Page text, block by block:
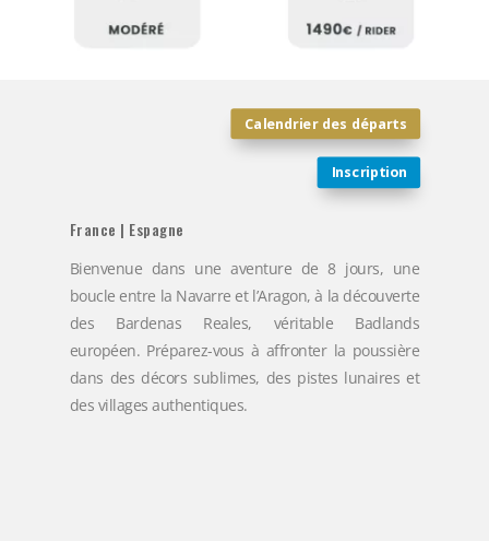
Calendrier des départs
Inscription
France | Espagne
Bienvenue dans une aventure de 8 jours, une
boucle entre la Navarre et l’Aragon, à la découverte
des Bardenas Reales, véritable Badlands
européen. Préparez-vous à affronter la poussière
dans des décors sublimes, des pistes lunaires et
des villages authentiques.